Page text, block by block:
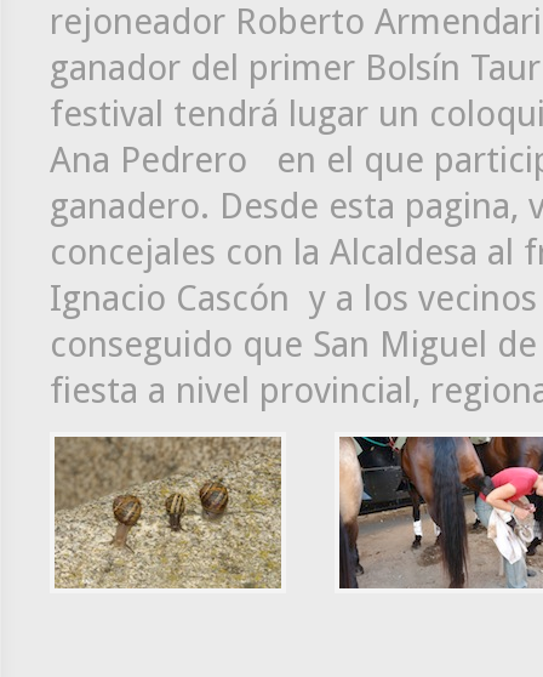
rejoneador Roberto
ganador del primer Bolsín
festival tendrá lugar un
Ana Pedrero en el que
ganadero. Desde esta
concejales con la Alcaldesa al
Ignacio Cascón y a los
conseguido que San Miguel
fiesta a nivel provincial,